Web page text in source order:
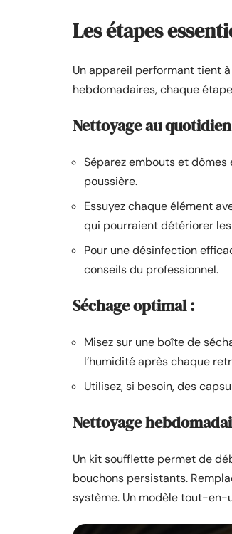
Les étapes
Un appareil performant tient
hebdomadaires, chaque
Nettoyage au
Séparez embouts et
poussière.
Essuyez chaque élément
qui pourraient détériorer
Pour une désinfection
conseils du professionnel.
Séchage optimal :
Misez sur une boîte de
l’humidité après chaque
Utilisez, si besoin, des
Nettoyage
Un kit soufflette permet de
bouchons persistants.
système. Un modèle tout-en-